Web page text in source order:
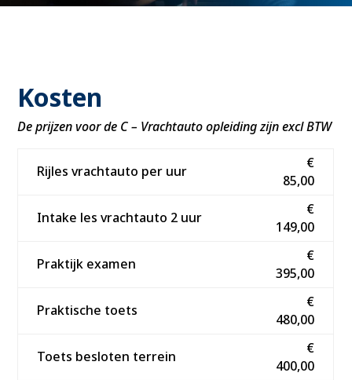
Kosten
De prijzen voor de C – Vrachtauto opleiding zijn excl BTW
Rijles vrachtauto per uur
€
85,00
Intake les vrachtauto 2 uur
€
149,00
Praktijk examen
€
395,00
Praktische toets
€
480,00
Toets besloten terrein
€
400,00